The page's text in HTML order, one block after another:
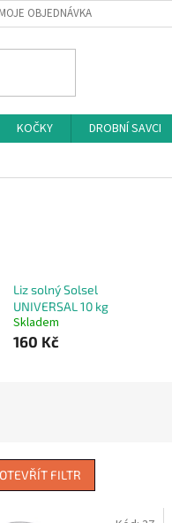
MOJE OBJEDNÁVKA
KOČKY DROBNÍ SAVCI
Liz solný Solsel
UNIVERSAL 10 kg
Skladem
160 Kč
OTEVŘÍT FILTR